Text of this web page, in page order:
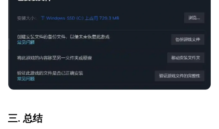
三. 总结